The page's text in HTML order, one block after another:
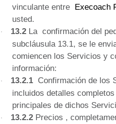
vinculante entre Execoach
usted.
· 13.2 La confirmación del
subcláusula 13.1, se le
comiencen los Servicios y
información:
· 13.2.1 Confirmación de los
incluidos detalles
principales de dichos
· 13.2.2 Precios ,